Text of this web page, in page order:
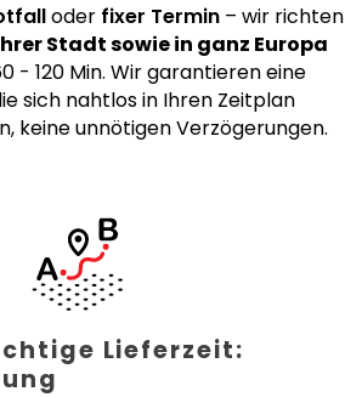
oder fixer Termin – wir richten
Stadt sowie in ganz Europa
- 120 Min. Wir garantieren eine
sich nahtlos in Ihren Zeitplan
keine unnötigen Verzögerungen.
Lieferzeit: